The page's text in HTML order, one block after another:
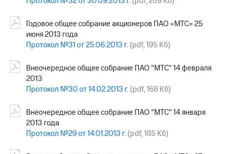
Годовое общее собрание акционеров ПАО «МТС» 25
июня 2013 года
Протокол №31 от 25.06.2013 г.(pdf, 195 Кб)
Внеочередное общее собрание ПАО "МТС" 14 февраля
2013
Протокол №30 от 14.02.2013 г.(pdf, 168 Кб)
Внеочередное общее собрание ПАО "МТС" 14 января
2013 года
Протокол №29 от 14.01.2013 г.(pdf, 185 Кб)